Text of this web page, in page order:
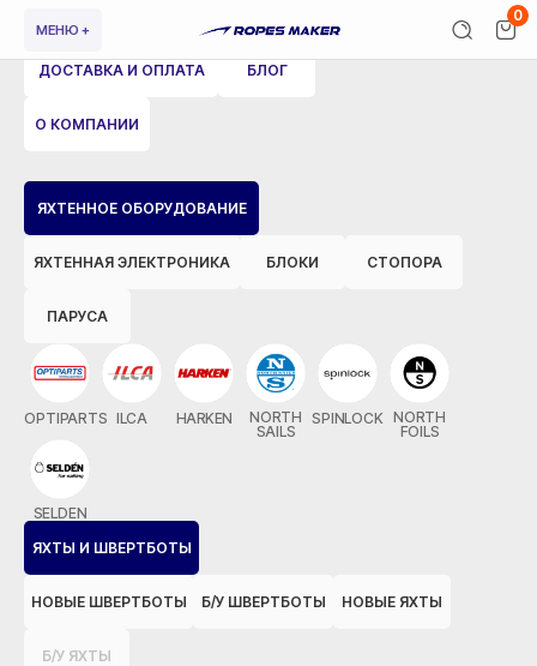
МЕНЮ +
0
ЯХТЕННОЕ ОБОРУДОВАНИЕ
ЯХТЕННАЯ ЭЛЕКТРОНИКА БЛОКИ СТОПОРА
ПАРУСА
OPTIPARTS ILCA HARKEN
NORTH
SAILS
SPINLOCK NORTH
FOILS
SELDEN
ЯХТЫ И ШВЕРТБОТЫ
НОВЫЕ ШВЕРТБОТЫ Б/У ШВЕРТБОТЫ НОВЫЕ ЯХТЫ
Б/У ЯХТЫ
ДОСТАВКА И ОПЛАТА БЛОГ
О КОМПАНИИ